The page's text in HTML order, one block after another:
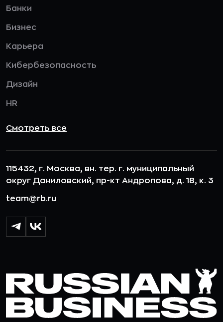
Банки
Бизнес
Карьера
Кибербезопасность
Дизайн
HR
Смотреть все
115432, г. Москва, вн. тер. г. муниципальный
округ Даниловский, пр-кт Андропова, д. 18, к. 3
team@rb.ru